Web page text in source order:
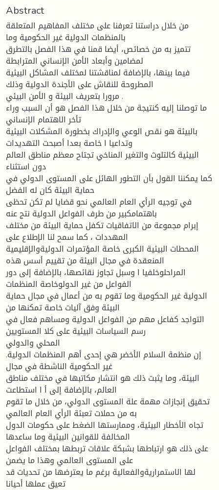
Abstract
من خلال دراستنا تعرفنا على مختلف المفاهيم المتعلقة
بالمنظمات الدولية غير الحكومية وما
تتميز به من خصائص، أيضا قمنا في هذا الفصل بالتطرق
لمضامين وأبعاد الأمن الإنساني المترابطة
فيما بينها، بالإضافة لمناقشتنا لمختلف المشاكل البيئية
المطروحة للنقاش على الأجندة الدولية وذلك
مرورا بتعريف البيئة و الأمن البيئي .
ما توصلنا إليه كنتيجة من خلال هذا الفصل هو أن السبب وراء
تأخر الاهتمام الإنساني
بالبيئة هو نقص الوعي والإدراك بخطورة المشكلات البيئية
وتداعيا ا خاصة بعدا أصبحت التهديدات
البيئية كالتلوث والتغير المناخي تجتاح معظم مناطق العالم
دون استثناء
كما يمكننا القول بأن التطور الهائل على المستوى الدولي في
حماية البيئة كان له الفضل
في توجيه الرأي العام العالمي نحو قضايا لم تكن تحظى
باهتمامكبير من طرف الفواعل الدولية نتج عنه
إبرام مجموعة من الاتفاقيات تكفل حماية البيئة من مختلف
المهددات ، كما سمح لنا الإطلاع على
المحطات البيئية الكبرى خاصة المؤتمرات الدوليةوالإقليمية
المنعقدة في مجال البيئة من تقييم أسس هذه
المراحلوخلفيا ا وسبل تجاوز نقائصها، بالإضافة إلى دور
الفواعل من غير الدولوخاصة المنظمات
الدولية غير الحكومية وما تقوم به من أعمال في مجال حماية
البيئة وفق آليات خاصة تمكنها من
التواجد كفاعل مهم من الفواعل الدولية ومساهم فعال في
رسم السياسات البيئية على كلا المستويين
المحلي والدولي
.إن منظمة السلام الأخضر هي إحدى أهم المنظمات الدولية
غير الحكومية الناشطة في مجال
البيئة، وما يثبت ذلك هو انتشار مكاتبها في مختلف مناطق
العالم، بالإضافة إلى أ ا استطاعت
تحقيق إنجازات مهمة علة المستوى الدولي، من خلال ما تقوم
به من حملات تعبئة الرأي العام العالمي
تجاه الأخطار البيئية، وممارستها الضغط على حكومات الدول
المخالفة للقوانين البيئية وما ساعدها
على ذلك هو ارتباطها بشبكة علاقات تربطها بمختلف الفواعل
على المستوى العالمي وهذا ما يضمن
لها الاستمراريةوالفعالية برغم ما يعترضها من تحديات قد
تعيق عملها أحيانا